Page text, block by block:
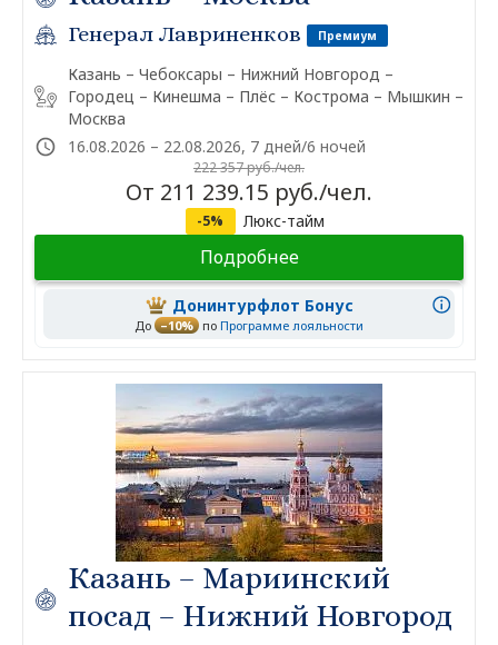
Генерал Лавриненков Премиум
Казань – Чебоксары – Нижний Новгород –
Городец – Кинешма – Плёс – Кострома – Мышкин –
Москва
16.08.2026 – 22.08.2026, 7 дней/6 ночей
222 357 руб./чел.
От 211 239.15 руб./чел.
-5% Люкс-тайм
Подробнее
Донинтурфлот Бонус
До –10% по Программе лояльности
Казань – Мариинский
посад – Нижний Новгород